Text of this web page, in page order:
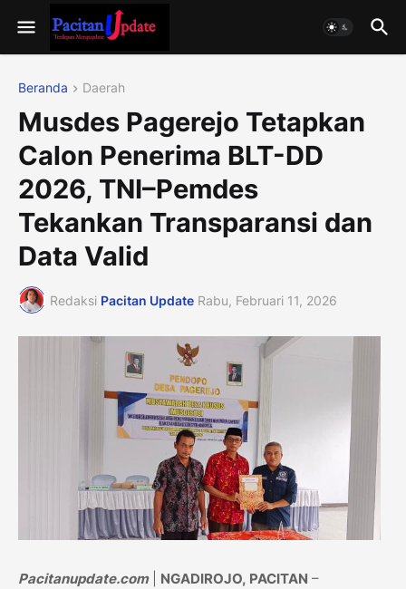
Beranda Daerah
Musdes Pagerejo Tetapkan
Calon Penerima BLT-DD
2026, TNI–Pemdes
Tekankan Transparansi dan
Data Valid
Redaksi Pacitan Update Rabu, Februari 11, 2026
Pacitanupdate.com| NGADIROJO, PACITAN –